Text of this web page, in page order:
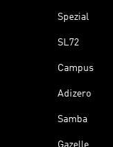
Spezial
SL72
Campus
Adizero
Samba
Gazelle